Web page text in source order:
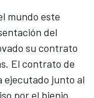
mundo este
del
su contrato
El contrato de
ejecutado junto al
por el bienio